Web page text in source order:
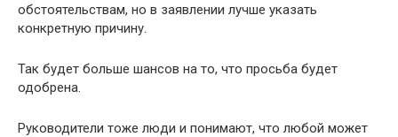
обстоятельствам, но в заявлении лучше указать
конкретную причину.
Так будет больше шансов на то, что просьба будет
одобрена.
Руководители тоже люди и понимают, что любой может